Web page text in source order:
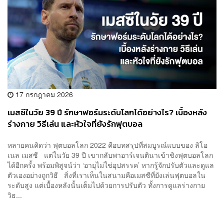
17 กรกฎาคม 2026
เมสซีในวัย 39 ปี รักษาฟอร์มระดับโลกได้อย่างไร? เบื้องหลัง
ร่างกาย วิธีเล่น และหัวใจที่ยังรักฟุตบอล
หลายคนคิดว่า ฟุตบอลโลก 2022 คือบทสรุปที่สมบูรณ์แบบของ ลิโอ
เนล เมสซี แต่ในวัย 39 ปี เขากลับพาอาร์เจนตินาเข้าชิงฟุตบอลโลก
ได้อีกครั้ง พร้อมพิสูจน์ว่า ‘อายุไม่ใช่อุปสรรค’ หากรู้จักปรับตัวและดูแล
ตัวเองอย่างถูกวิธี สิ่งที่เราเห็นในสนามคือเมสซีที่ยังเล่นฟุตบอลใน
ระดับสูง แต่เบื้องหลังนั้นเต็มไปด้วยการปรับตัว ทั้งการดูแลร่างกาย
วิธ...